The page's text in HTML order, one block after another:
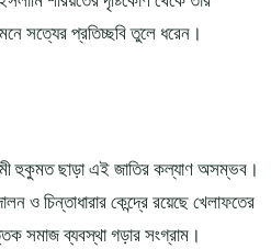
সত্যের প্রতিচ্ছবি তুলে ধরেন।
হুকুমত ছাড়া এই জাতির কল্যাণ অসম্ভব।
ও চিন্তাধারার কেন্দ্রে রয়েছে খেলাফতের
সমাজ ব্যবস্থা গড়ার সংগ্রাম।